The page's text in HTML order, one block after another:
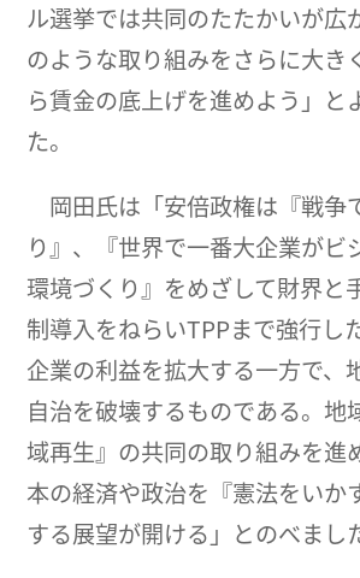
ル選挙では共同のたたかいが広
のような取り組みをさらに大き
ら賃金の底上げを進めよう」と
た。
岡田氏は「安倍政権は『戦争
り』、『世界で一番大企業がビ
環境づくり』をめざして財界と
制導入をねらいTPPまで強行し
企業の利益を拡大する一方で、
自治を破壊するものである。地
域再生』の共同の取り組みを進
本の経済や政治を『憲法をいか
する展望が開ける」とのべまし